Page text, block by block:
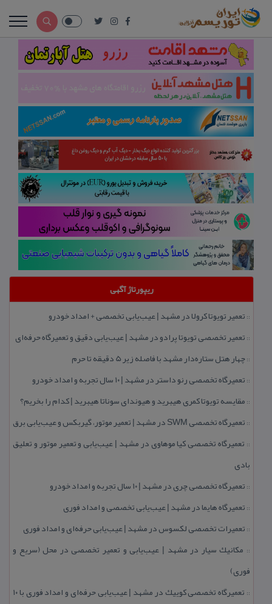
ریپورتاژ آگهی
:: تعمیر تویوتا كرولا در مشهد | عیب‌یابی تخصصی + امداد خودرو
:: تعمیر تخصصی تویوتا پرادو در مشهد | عیب‌یابی دقیق و تعمیرگاه حرفه‌ای
::چهار هتل‌ ستاره‌دار مشهد با فاصله زیر 5 دقیقه تا حرم
:: تعمیرگاه تخصصی رنو داستر در مشهد | ۱۰ سال تجربه و امداد خودرو
:: مقایسه تویوتا كمری هیبرید و هیوندای سوناتا هیبرید | كدام را بخریم؟
:: تعمیرگاه تخصصی SWM در مشهد | تعمیر موتور، گیربكس و عیب‌یابی برق
:: تعمیرگاه تخصصی كیا موهاوی در مشهد | عیب‌یابی و تعمیر موتور و تعلیق
بادی
:: تعمیرگاه تخصصی چری در مشهد | ۱۰ سال تجربه و امداد خودرو
:: تعمیرگاه هایما در مشهد | عیب‌یابی تخصصی و امداد فوری
:: تعمیرات تخصصی لكسوس در مشهد | عیب‌یابی حرفه‌ای و امداد فوری
:: مكانیك سیار در مشهد | عیب‌یابی و تعمیر تخصصی در محل (سریع و
فوری)
::
تعمیرگاه تخصصی كوییك در مشهد | عیب‌یابی حرفه‌ای و امداد فوری با ۱۰